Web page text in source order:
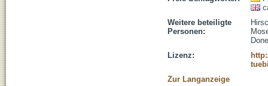
Weitere beteiligte
Personen:
Lizenz:
Zur Langanzeige